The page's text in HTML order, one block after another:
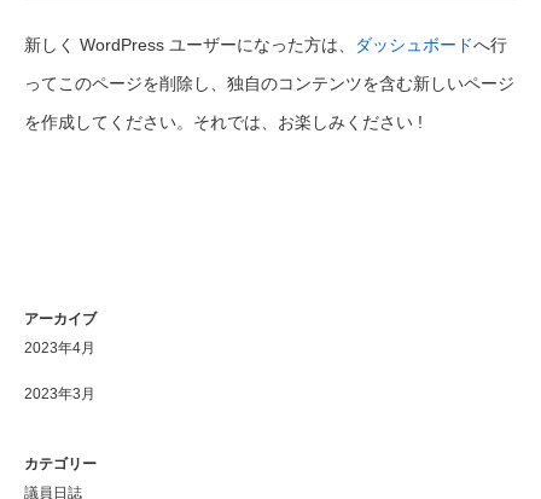
新しく WordPress ユーザーになった方は、 ダッシュボードへ行
ってこのページを削除し、独自のコンテンツを含む新しいページ
を作成してください。それでは、お楽しみください !
アーカイブ
2023年4月
2023年3月
カテゴリー
議員日誌